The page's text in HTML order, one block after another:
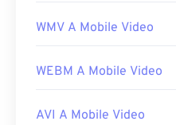
WMV A Mobile Video
WEBM A Mobile Video
AVI A Mobile Video